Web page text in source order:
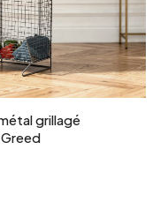
au panier
grillagé